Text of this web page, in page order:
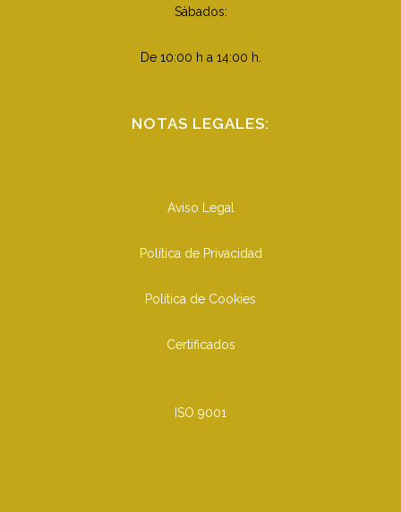
Sábados:
De 10:00 h a 14:00 h.
NOTAS LEGALES:
Aviso Legal
Política de Privacidad
Política de Cookies
Certificados
ISO 9001